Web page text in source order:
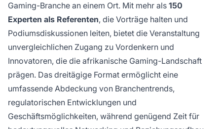
Gaming-Branche an einem Ort. Mit mehr als 150
Experten als Referenten, die Vorträge halten und
Podiumsdiskussionen leiten, bietet die Veranstaltung
unvergleichlichen Zugang zu Vordenkern und
Innovatoren, die die afrikanische Gaming-Landschaft
prägen. Das dreitägige Format ermöglicht eine
umfassende Abdeckung von Branchentrends,
regulatorischen Entwicklungen und
Geschäftsmöglichkeiten, während genügend Zeit für